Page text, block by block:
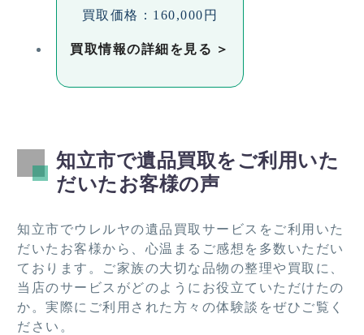
買取価格：160,000円
買取情報の詳細を見る
知立市で遺品買取をご利用いた
だいたお客様の声
知立市でウレルヤの遺品買取サービスをご利用いた
だいたお客様から、心温まるご感想を多数いただい
ております。ご家族の大切な品物の整理や買取に、
当店のサービスがどのようにお役立ていただけたの
か。実際にご利用された方々の体験談をぜひご覧く
ださい。